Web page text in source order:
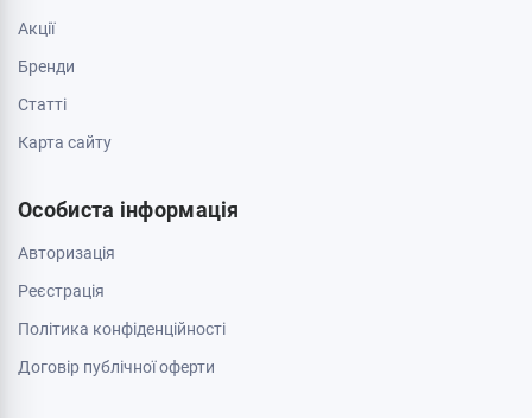
Акції
Бренди
Cтатті
Карта сайту
Особиста інформація
Авторизація
Реєстрація
Політика конфіденційності
Договір публічної оферти